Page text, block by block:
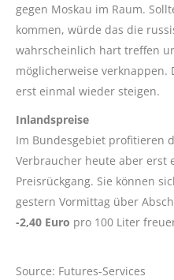
gegen Moskau im Raum.
kommen, würde das die
wahrscheinlich hart treffen
möglicherweise verknappen.
erst einmal wieder steigen.
Inlandspreise
Im Bundesgebiet profitieren
Verbraucher heute aber erst
Preisrückgang. Sie können
gestern Vormittag über
-2,40 Euro pro 100 Liter
Source: Futures-Services